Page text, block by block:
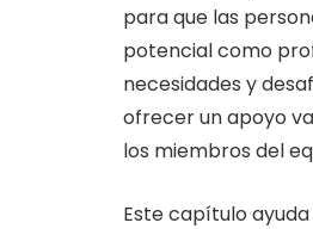
para que las
potencial como
necesidades y
ofrecer un apoyo
los miembros del
Este capítulo